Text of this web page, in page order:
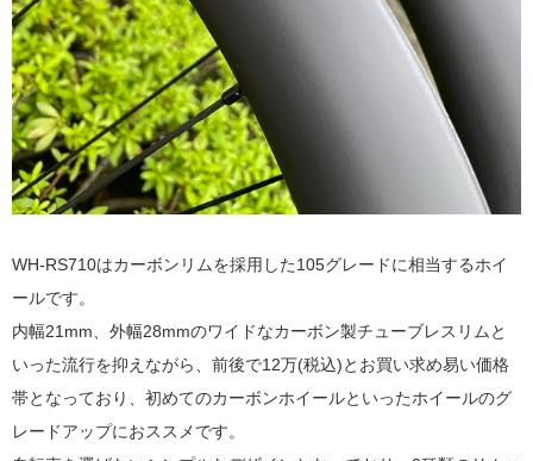
WH-RS710はカーボンリムを採用した105グレードに相当するホイ
ールです。
内幅21mm、外幅28mmのワイドなカーボン製チューブレスリムと
いった流行を抑えながら、前後で12万(税込)とお買い求め易い価格
帯となっており、初めてのカーボンホイールといったホイールのグ
レードアップにおススメです。